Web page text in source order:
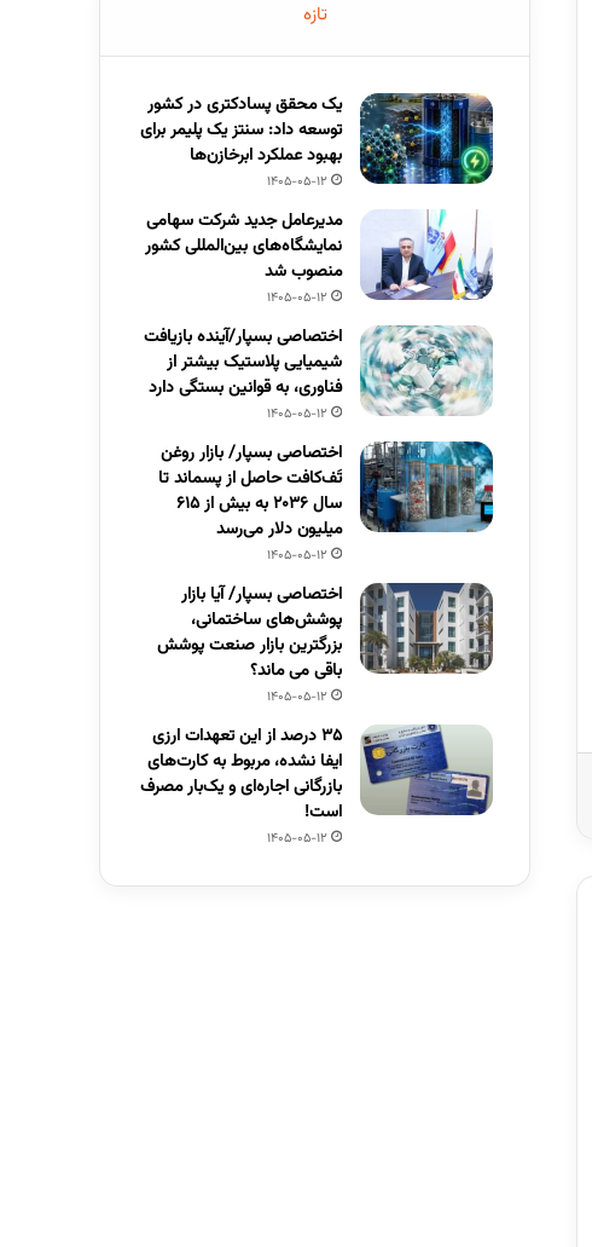
تازه
یک محقق پسادکتری در کشور
توسعه داد: سنتز یک پلیمر برای
بهبود عملکرد ابرخازن‌ها
1405-05-12
مدیرعامل جدید شرکت سهامی
نمایشگاه‌های بین‌المللی کشور
منصوب شد
1405-05-12
اختصاصی بسپار/آینده بازیافت
شیمیایی پلاستیک بیشتر از
فناوری، به قوانین بستگی دارد
1405-05-12
اختصاصی بسپار/ بازار روغن
تَف‌کافت حاصل از پسماند تا
سال ۲۰۳۶ به بیش از ۶۱۵
میلیون دلار می‌رسد
1405-05-12
اختصاصی بسپار/ آیا بازار
پوشش‌های ساختمانی،
بزرگترین بازار صنعت پوشش
باقی می ماند؟
1405-05-12
۳۵ درصد از این تعهدات ارزی
ایفا نشده، مربوط به کارت‌های
بازرگانی اجاره‌ای و یک‌بار مصرف
است!
1405-05-12